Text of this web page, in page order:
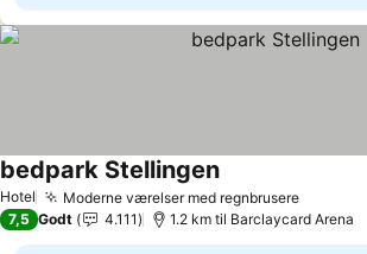
Hotel Moderne værelser med regnbrusereSe priser
bedpark StellingenSe priser
7,5 Godt 4.111 1.2 km til Barclaycard Arena